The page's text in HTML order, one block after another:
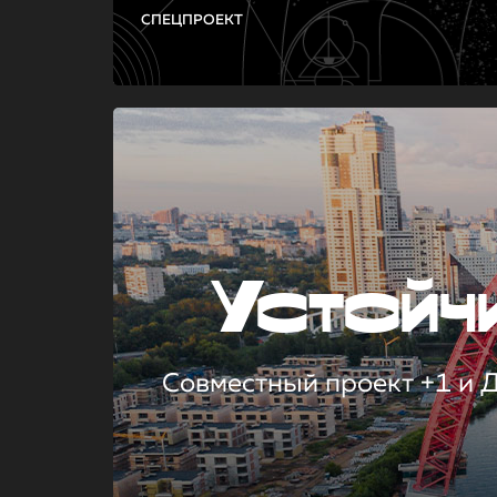
СПЕЦПРОЕКТ
Совместный проект +1 и